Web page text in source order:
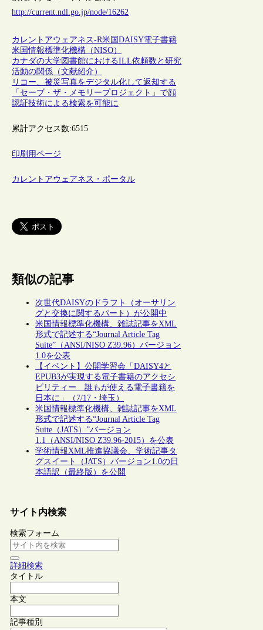
http://current.ndl.go.jp/node/16262
カレントアウェアネス-R米国DAISY電子書籍
米国情報標準化機構（NISO）
カナダの大学図書館におけるILL依頼数と研究
活動の関係（文献紹介）
リコー、被災写真をデジタル化して返却する
「セーブ・ザ・メモリープロジェクト」で顔
認証技術による検索を可能に
累計アクセス数:6515
印刷用ページ
カレントアウェアネス・ポータル
類似の記事
次世代DAISYのドラフト（オーサリン
グと交換に関するパート）が公開中
米国情報標準化機構、雑誌記事をXML
形式で記述する“Journal Article Tag
Suite”（ANSI/NISO Z39.96）バージョン
1.0を公表
【イベント】公開学習会「DAISY4と
EPUB3が実現する電子書籍のアクセシ
ビリティー 誰もが使える電子書籍を
日本に」（7/17・埼玉）
米国情報標準化機構、雑誌記事をXML
形式で記述する“Journal Article Tag
Suite（JATS）”バージョン
1.1（ANSI/NISO Z39.96-2015）を公表
学術情報XML推進協議会、学術記事タ
グスイート（JATS）バージョン1.0の日
本語訳（最終版）を公開
サイト内検索
検索フォーム
詳細検索
タイトル
本文
記事種別